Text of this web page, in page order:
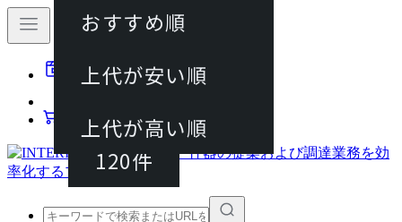
動画マニュアル
カート
120件
おすすめ順
上代が安い順
上代が高い順